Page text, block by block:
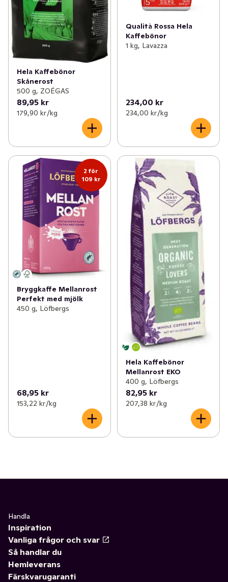
Hela Kaffebönor
Skånerost
500 g, ZOÉGAS
89,95 kr
179,90 kr /kg
Qualità Rossa Hela
Kaffebönor
1 kg, Lavazza
234,00 kr
234,00 kr /kg
2 för
109 kr
Bryggkaffe Mellanrost
Perfekt med mjölk
450 g, Löfbergs
68,95 kr
153,22 kr /kg
Hela Kaffebönor
Mellanrost EKO
400 g, Löfbergs
82,95 kr
207,38 kr /kg
Handla
Inspiration
Vanliga frågor och svar
Så handlar du
Hemleverans
Färskvarugaranti